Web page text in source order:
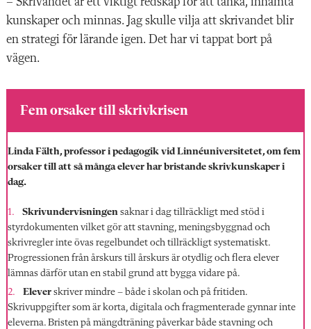
kunskaper och minnas. Jag skulle vilja att skrivandet blir
en strategi för lärande igen. Det har vi tappat bort på
vägen.
Fem orsaker till skrivkrisen
Linda Fälth, professor i pedagogik vid Linnéuniversitetet, om fem
orsaker till att så många elever har bristande skrivkunskaper i
dag.
Skrivundervisningen saknar i dag tillräckligt med stöd i
styrdokumenten vilket gör att stavning, meningsbyggnad och
skrivregler inte övas regelbundet och tillräckligt systematiskt.
Progressionen från årskurs till årskurs är otydlig och flera elever
lämnas därför utan en stabil grund att bygga vidare på.
Elever skriver mindre – både i skolan och på fritiden.
Skrivuppgifter som är korta, digitala och fragmenterade gynnar inte
eleverna. Bristen på mängdträning påverkar både stavning och